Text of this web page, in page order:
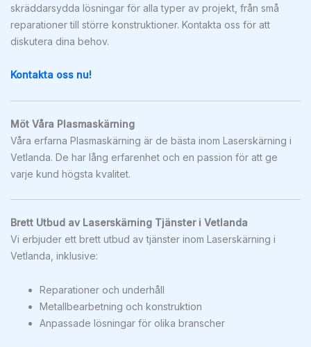
skräddarsydda lösningar för alla typer av projekt, från små
reparationer till större konstruktioner. Kontakta oss för att
diskutera dina behov.
Kontakta oss nu!
Möt Våra Plasmaskärning
Våra erfarna Plasmaskärning är de bästa inom Laserskärning i
Vetlanda. De har lång erfarenhet och en passion för att ge
varje kund högsta kvalitet.
Brett Utbud av Laserskärning Tjänster i Vetlanda
Vi erbjuder ett brett utbud av tjänster inom Laserskärning i
Vetlanda, inklusive:
Reparationer och underhåll
Metallbearbetning och konstruktion
Anpassade lösningar för olika branscher